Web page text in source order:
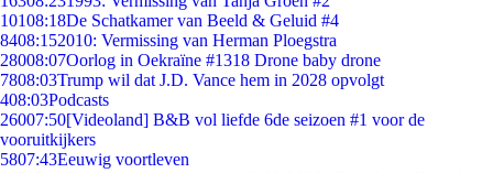
10108:18De Schatkamer van Beeld & Geluid #4
8408:152010: Vermissing van Herman Ploegstra
28008:07Oorlog in Oekraïne #1318 Drone baby drone
7808:03Trump wil dat J.D. Vance hem in 2028 opvolgt
408:03Podcasts
26007:50[Videoland] B&B vol liefde 6de seizoen #1 voor de
vooruitkijkers
5807:43Eeuwig voortleven